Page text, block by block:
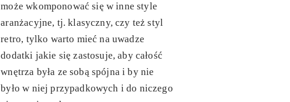
może wkomponować się w inne style
aranżacyjne, tj. klasyczny, czy też styl
retro, tylko warto mieć na uwadze
dodatki jakie się zastosuje, aby całość
wnętrza była ze sobą spójna i by nie
było w niej przypadkowych i do niczego